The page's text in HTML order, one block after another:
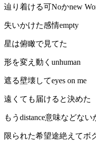
辿り着ける可Noかnew
失いかけた感情empty
星は俯瞰で見てた
形を変え動くunhuman
遮る壁壊してeyes on me
遠くても届けると決めた
もうdistance意味などない
限られた希望途絶えてボ